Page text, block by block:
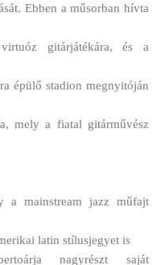
Ebben a műsorban hívta
gitárjátékára, és a
épülő stadion megnyitóján
mely a fiatal gitárművész
a mainstream jazz műfajt
latin stílusjegyet is
nagyrészt saját